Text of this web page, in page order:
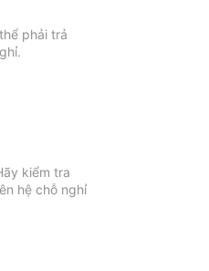
phải trả
kiểm tra
hệ chỗ nghỉ